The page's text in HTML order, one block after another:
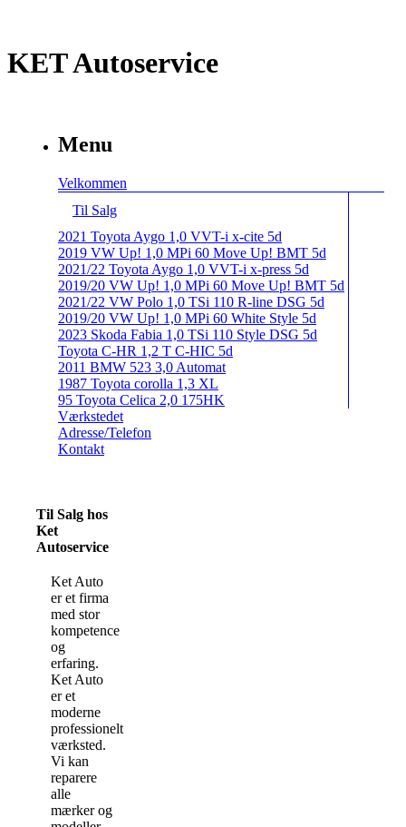
KET Autoservice
Menu
Velkommen
Til Salg
2021 Toyota Aygo 1,0 VVT-i x-cite 5d
2019 VW Up! 1,0 MPi 60 Move Up! BMT 5d
2021/22 Toyota Aygo 1,0 VVT-i x-press 5d
2019/20 VW Up! 1,0 MPi 60 Move Up! BMT 5d
2021/22 VW Polo 1,0 TSi 110 R-line DSG 5d
2019/20 VW Up! 1,0 MPi 60 White Style 5d
2023 Skoda Fabia 1,0 TSi 110 Style DSG 5d
Toyota C-HR 1,2 T C-HIC 5d
2011 BMW 523 3,0 Automat
1987 Toyota corolla 1,3 XL
95 Toyota Celica 2,0 175HK
Værkstedet
Adresse/Telefon
Kontakt
Til Salg hos
Ket
Autoservice
Ket Auto
er et firma
med stor
kompetence
og
erfaring.
Ket Auto
er et
moderne
professionelt
værksted.
Vi kan
reparere
alle
mærker og